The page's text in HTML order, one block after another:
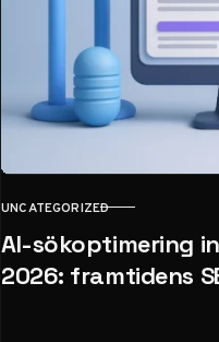
KATEGORI
UNCATEGORIZED
AI-sökoptimering
2026: framtidens